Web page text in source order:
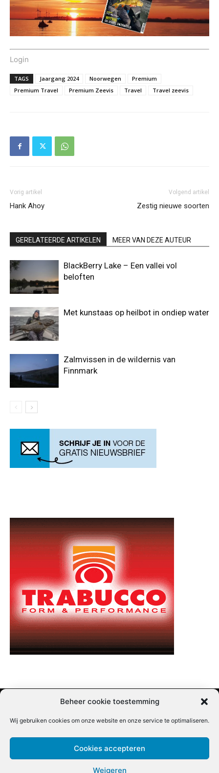
Beheer cookie toestemming
Wij gebruiken cookies om onze website en onze service te optimaliseren.
Cookies accepteren
Weigeren
Login
TAGS Jaargang 2024 Noorwegen
Premium
Premium Travel
Premium Zeevis Travel Travel zeevis
Vorig artikel
Hank Ahoy
Volgend artikel
Zestig nieuwe soorten
GERELATEERDE ARTIKELEN MEER VAN DEZE AUTEUR
BlackBerry Lake – Een vallei vol
beloften
Met kunstaas op heilbot in ondiep water
Zalmvissen in de wildernis van
Finnmark
Nieuwsbrief inschrijven | Partner content